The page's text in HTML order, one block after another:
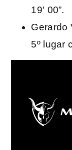
19′ 00”.
Gerardo
5º lugar